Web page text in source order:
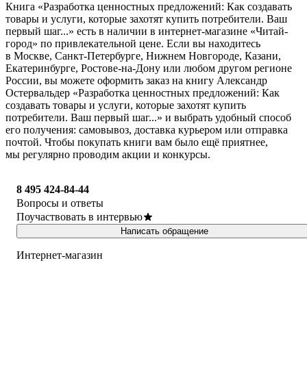
Книга «Разработка ценностных предложений: Как создавать
товары и услуги, которые захотят купить потребители. Ваш
первый шаг...» есть в наличии в интернет-магазине «Читай-
город» по привлекательной цене. Если вы находитесь
в Москве, Санкт-Петербурге, Нижнем Новгороде, Казани,
Екатеринбурге, Ростове-на-Дону или любом другом регионе
России, вы можете оформить заказ на книгу Александр
Остервальдер «Разработка ценностных предложений: Как
создавать товары и услуги, которые захотят купить
потребители. Ваш первый шаг...» и выбрать удобный способ
его получения: самовывоз, доставка курьером или отправка
почтой. Чтобы покупать книги вам было ещё приятнее,
мы регулярно проводим акции и конкурсы.
8 495 424-84-44
Вопросы и ответы
Поучаствовать в интервью
Написать обращение
Интернет-магазин